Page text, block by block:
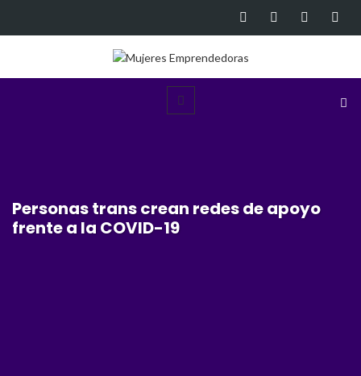
Personas trans crean redes de apoyo
frente a la COVID-19